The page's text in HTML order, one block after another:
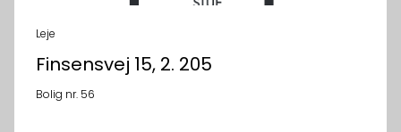
Leje
Finsensvej 15, 2. 205
Bolig nr. 56